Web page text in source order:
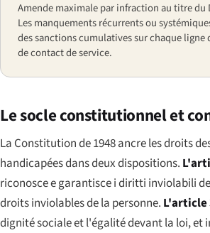
Amende maximale par infraction au titre du
Les manquements récurrents ou
des sanctions cumulatives sur chaque
de contact de service.
Le socle constitutionnel et
La Constitution de 1948 ancre les droits
handicapées dans deux dispositions.
riconosce e garantisce i diritti inviolabili
droits inviolables de la personne. L'article
dignité sociale et l'égalité devant la loi, et